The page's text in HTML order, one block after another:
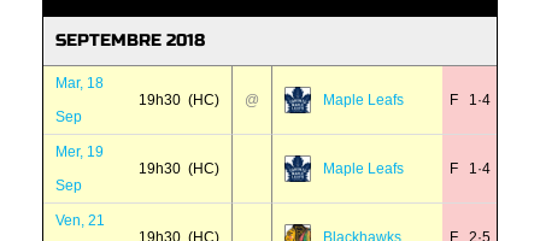
SEPTEMBRE 2018
Mar, 18
Sep
19h30 (HC) @ Maple Leafs F 1·4
Mer, 19
Sep
19h30 (HC) Maple Leafs F 1·4
Ven, 21
19h30 (HC) Blackhawks F 2·5